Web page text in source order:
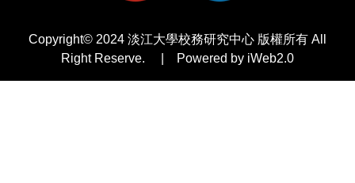
Copyright© 2024 淡江大學校務研究中心 版權所有 All
Right Reserve. | Powered by iWeb2.0